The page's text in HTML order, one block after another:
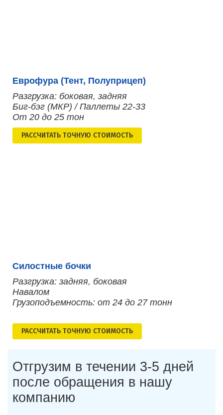
Еврофура (Тент, Полуприцеп)
Разгрузка: боковая, задняя
Биг-бэг (МКР) / Паллеты 22-33
От 20 до 25 тон
РАСCЧИТАТЬ ТОЧНУЮ СТОИМОСТЬ
Силостные бочки
Разгрузка: задняя, боковая
Навалом
Грузоподъемность: от 24 до 27 тонн
РАСCЧИТАТЬ ТОЧНУЮ СТОИМОСТЬ
Отгрузим в течении 3-5 дней
после обращения в нашу
компанию